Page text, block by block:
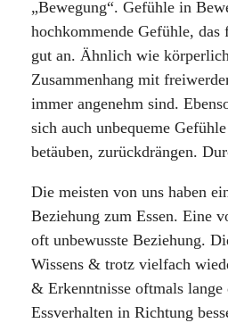
„Bewegung“. Gefühle in
hochkommende Gefühle,
gut an. Ähnlich wie
Zusammenhang mit
immer angenehm sind.
sich auch unbequeme
betäuben, zurückdrängen.
Die meisten von uns haben
Beziehung zum Essen. Eine
oft unbewusste Beziehung.
Wissens & trotz vielfach
& Erkenntnisse oftmals lange
Essverhalten in Richtung